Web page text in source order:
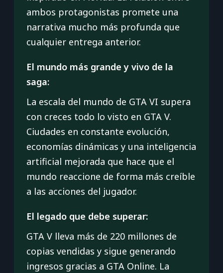
ambos protagonistas promete una
narrativa mucho más profunda que
cualquier entrega anterior.
El mundo más grande y vivo de la
saga:
La escala del mundo de GTA VI supera
con creces todo lo visto en GTA V.
Ciudades en constante evolución,
economías dinámicas y una inteligencia
artificial mejorada que hace que el
mundo reaccione de forma más creíble
a las acciones del jugador.
El legado que debe superar:
GTA V lleva más de 220 millones de
copias vendidas y sigue generando
ingresos gracias a GTA Online. La